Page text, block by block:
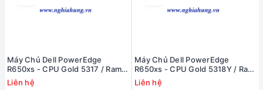
Máy Chủ Dell PowerEdge
R650xs - CPU Gold 5317 / Ram
16GB / Raid H345 / 2x PS
Liên hệ
Máy Chủ Dell PowerEdge
R650xs - CPU Gold 5318Y / Ram
16GB / Raid H345 / 2x PS
Liên hệ